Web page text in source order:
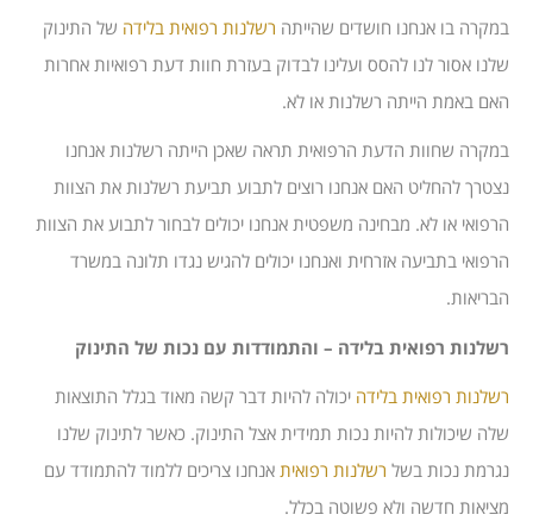
במקרה בו אנחנו חושדים שהייתה רשלנות רפואית בלידה של התינוק
שלנו אסור לנו להסס ועלינו לבדוק בעזרת חוות דעת רפואיות אחרות
האם באמת הייתה רשלנות או לא.
במקרה שחוות הדעת הרפואית תראה שאכן הייתה רשלנות אנחנו
נצטרך להחליט האם אנחנו רוצים לתבוע תביעת רשלנות את הצוות
הרפואי או לא. מבחינה משפטית אנחנו יכולים לבחור לתבוע את הצוות
הרפואי בתביעה אזרחית ואנחנו יכולים להגיש נגדו תלונה במשרד
הבריאות.
רשלנות רפואית בלידה – והתמודדות עם נכות של התינוק
רשלנות רפואית בלידה יכולה להיות דבר קשה מאוד בגלל התוצאות
שלה שיכולות להיות נכות תמידית אצל התינוק. כאשר לתינוק שלנו
נגרמת נכות בשל רשלנות רפואית אנחנו צריכים ללמוד להתמודד עם
מציאות חדשה ולא פשוטה בכלל.